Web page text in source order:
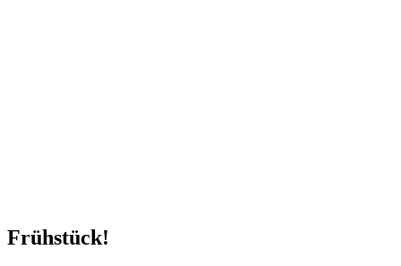
Frühstück!